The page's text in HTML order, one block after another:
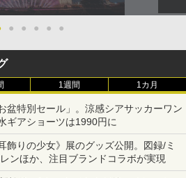
● ● ● ● ●
1週間 1カ月
盆特別セール」。涼感シアサッカーワン
ギアショーツは1990円に
飾りの少女》展のグッズ公開。図録/ミ
ンほか、注目ブランドコラボが実現